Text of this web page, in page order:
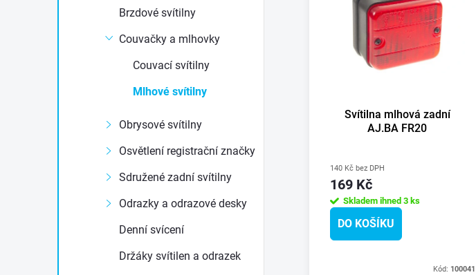
Brzdové svítilny
Couvačky a mlhovky
Couvací svítilny
Mlhové svítilny
Obrysové svítilny
Osvětlení registrační značky
Sdružené zadní svítilny
Odrazky a odrazové desky
Denní svícení
Držáky svítilen a odrazek
Svítilna mlhová zadní
AJ.BA FR20
140 Kč bez DPH
169 Kč
Skladem ihned 3 ks
DO KOŠÍKU
Kód: 100041